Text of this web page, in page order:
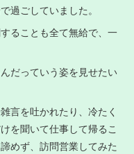
過ごしていました。
ることも全て無給で、一
だっていう姿を見せたい
言を吐かれたり、冷たく
を聞いて仕事して帰るこ
めず、訪問営業してみた